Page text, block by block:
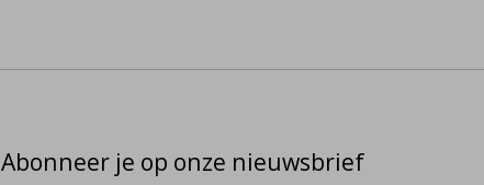
Abonneer je op onze nieuwsbrief